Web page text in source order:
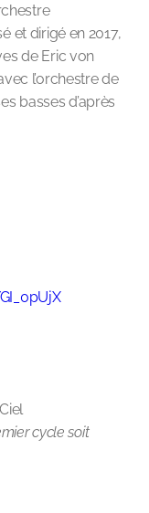
et dirigé en 2017,
de Eric von
l’orchestre de
basses d’après
cycle soit